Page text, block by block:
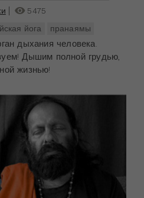
5475
йога пранаямы
дыхания человека.
Дышим полной грудью,
жизнью!